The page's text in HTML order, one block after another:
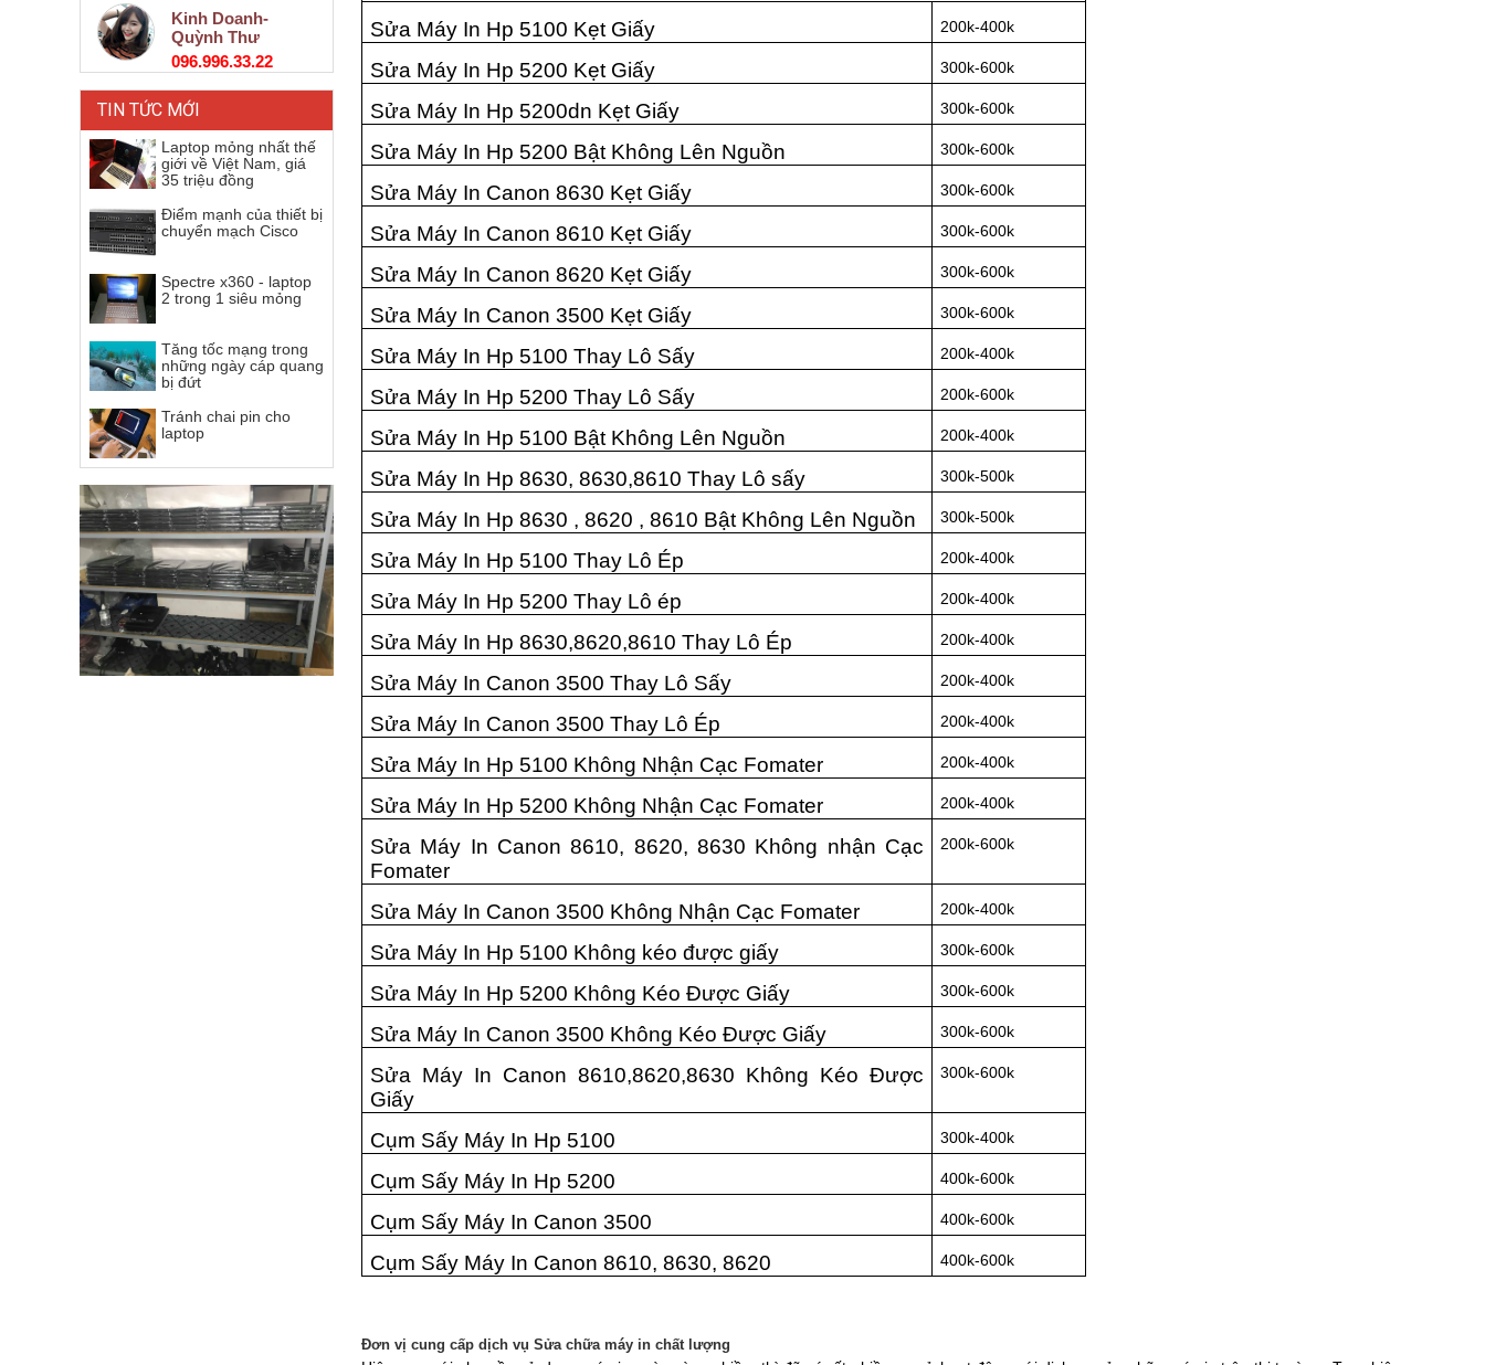
Kinh Doanh-
Quỳnh Thư
096.996.33.22
TIN TỨC MỚI
Laptop mỏng nhất thế
giới về Việt Nam, giá
35 triệu đồng
Điểm mạnh của thiết bị
chuyển mạch Cisco
Spectre x360 - laptop
2 trong 1 siêu mỏng
Tăng tốc mạng trong
những ngày cáp quang
bị đứt
Tránh chai pin cho
laptop
Sửa Máy In Hp 5100 Kẹt Giấy 200k-400k
Sửa Máy In Hp 5200 Kẹt Giấy 300k-600k
Sửa Máy In Hp 5200dn Kẹt Giấy 300k-600k
Sửa Máy In Hp 5200 Bật Không Lên Nguồn 300k-600k
Sửa Máy In Canon 8630 Kẹt Giấy 300k-600k
Sửa Máy In Canon 8610 Kẹt Giấy 300k-600k
Sửa Máy In Canon 8620 Kẹt Giấy 300k-600k
Sửa Máy In Canon 3500 Kẹt Giấy 300k-600k
Sửa Máy In Hp 5100 Thay Lô Sấy 200k-400k
Sửa Máy In Hp 5200 Thay Lô Sấy 200k-600k
Sửa Máy In Hp 5100 Bật Không Lên Nguồn 200k-400k
Sửa Máy In Hp 8630, 8630,8610 Thay Lô sấy 300k-500k
Sửa Máy In Hp 8630 , 8620 , 8610 Bật Không Lên Nguồn 300k-500k
Sửa Máy In Hp 5100 Thay Lô Ép 200k-400k
Sửa Máy In Hp 5200 Thay Lô ép 200k-400k
Sửa Máy In Hp 8630,8620,8610 Thay Lô Ép 200k-400k
Sửa Máy In Canon 3500 Thay Lô Sấy 200k-400k
Sửa Máy In Canon 3500 Thay Lô Ép 200k-400k
Sửa Máy In Hp 5100 Không Nhận Cạc Fomater 200k-400k
Sửa Máy In Hp 5200 Không Nhận Cạc Fomater 200k-400k
Sửa Máy In Canon 8610, 8620, 8630 Không nhận Cạc
Fomater
200k-600k
Sửa Máy In Canon 3500 Không Nhận Cạc Fomater 200k-400k
Sửa Máy In Hp 5100 Không kéo được giấy 300k-600k
Sửa Máy In Hp 5200 Không Kéo Được Giấy 300k-600k
Sửa Máy In Canon 3500 Không Kéo Được Giấy 300k-600k
Sửa Máy In Canon 8610,8620,8630 Không Kéo Được
Giấy
300k-600k
Cụm Sấy Máy In Hp 5100 300k-400k
Cụm Sấy Máy In Hp 5200 400k-600k
Cụm Sấy Máy In Canon 3500 400k-600k
Cụm Sấy Máy In Canon 8610, 8630, 8620 400k-600k
Đơn vị cung cấp dịch vụ Sửa chữa máy in chất lượng